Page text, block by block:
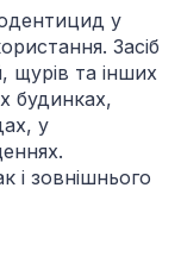
у
Засіб
щурів та інших
будинках,
у
і зовнішнього